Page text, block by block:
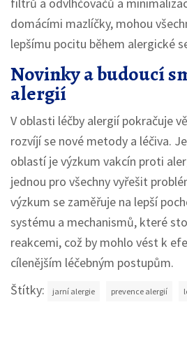
filtrů a odvlhčovačů a
domácími mazlíčky, mohou
lepšímu pocitu během alergické
Novinky a budoucí
alergií
V oblasti léčby alergií pokračuje
rozvíjí se nové metody a léčiva.
oblastí je výzkum vakcín proti
jednou pro všechny vyřešit
výzkum se zaměřuje na lepší
systému a mechanismů, které
reakcemi, což by mohlo vést k
cílenějším léčebným postupům.
Štítky:
jarní alergie prevence alergií